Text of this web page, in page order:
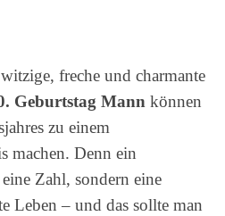
freche und charmante
Geburtstag Mann können
zu einem
machen. Denn ein
Zahl, sondern eine
Leben – und das sollte man